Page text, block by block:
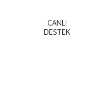
Ürün açıklamasında
Ürün bilgilerinde hatalar
CANLI
DESTEK